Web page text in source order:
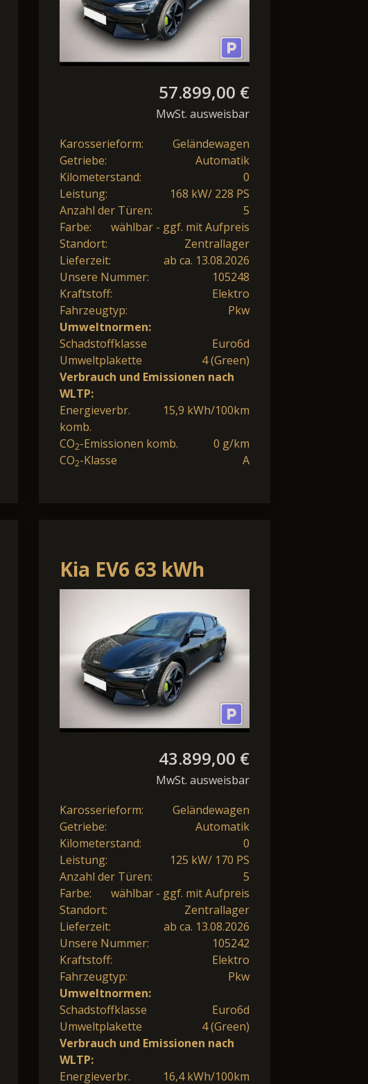
57.899,00 €
MwSt. ausweisbar
Karosserieform:
Geländewagen
Getriebe:
Automatik
Kilometerstand:
0
Leistung:
168 kW/ 228 PS
Anzahl der Türen:
5
Farbe:
wählbar - ggf. mit Aufpreis
Standort:
Zentrallager
Lieferzeit:
ab ca. 13.08.2026
Unsere Nummer:
105248
Kraftstoff:
Elektro
Fahrzeugtyp:
Pkw
Umweltnormen:
Schadstoffklasse
Euro6d
Umweltplakette
4 (Green)
Verbrauch und Emissionen nach
WLTP:
Energieverbr.
komb.
15,9 kWh/100km
CO2-Emissionen komb.
0 g/km
CO2-Klasse A
Kia EV6 63 kWh
Light Edition
43.899,00 €
MwSt. ausweisbar
Karosserieform:
Geländewagen
Getriebe:
Automatik
Kilometerstand:
0
Leistung:
125 kW/ 170 PS
Anzahl der Türen:
5
Farbe:
wählbar - ggf. mit Aufpreis
Standort:
Zentrallager
Lieferzeit:
ab ca. 13.08.2026
Unsere Nummer:
105242
Kraftstoff:
Elektro
Fahrzeugtyp:
Pkw
Umweltnormen:
Schadstoffklasse
Euro6d
Umweltplakette
4 (Green)
Verbrauch und Emissionen nach
WLTP:
Energieverbr.
16,4 kWh/100km